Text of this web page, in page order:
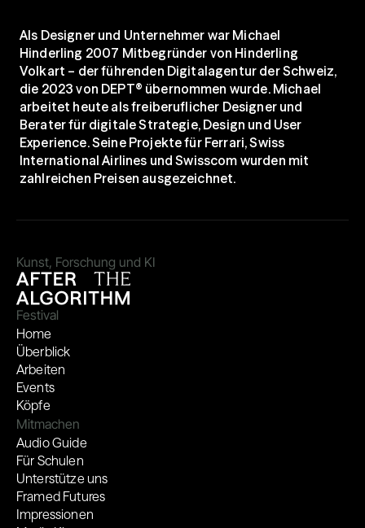
Als Designer und Unternehmer war Michael
Hinderling 2007 Mitbegründer von Hinderling
Volkart – der führenden Digitalagentur der Schweiz,
die 2023 von DEPT® übernommen wurde. Michael
arbeitet heute als freiberuflicher Designer und
Berater für digitale Strategie, Design und User
Experience. Seine Projekte für Ferrari, Swiss
International Airlines und Swisscom wurden mit
zahlreichen Preisen ausgezeichnet.
Kunst, Forschung und KI
Festival
Home
Überblick
Arbeiten
Events
Köpfe
Mitmachen
Audio Guide
Für Schulen
Unterstütze uns
Framed Futures
Impressionen